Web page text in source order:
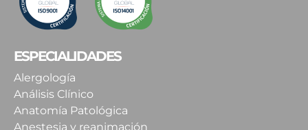
ESPECIALIDADES
Alergología
Análisis Clínico
Anatomía Patológica
Anestesia y reanimación